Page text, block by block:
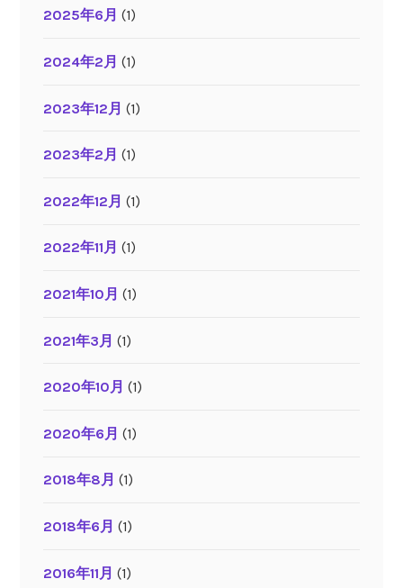
2025年6月 (1)
2024年2月 (1)
2023年12月 (1)
2023年2月 (1)
2022年12月 (1)
2022年11月 (1)
2021年10月 (1)
2021年3月 (1)
2020年10月 (1)
2020年6月 (1)
2018年8月 (1)
2018年6月 (1)
2016年11月 (1)